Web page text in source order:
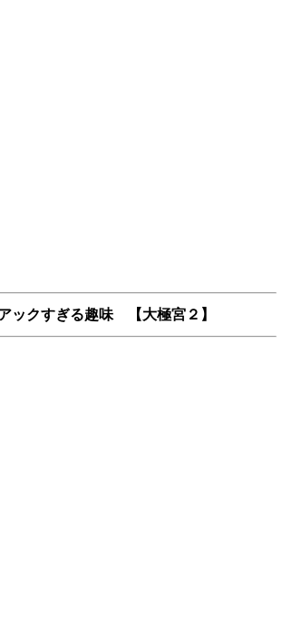
クすぎる趣味 【大極宮２】